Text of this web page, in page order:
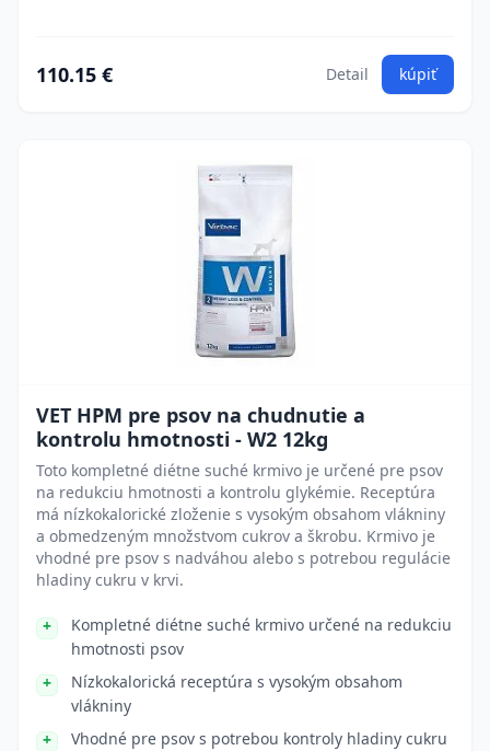
110.15 € Detail kúpiť
VET HPM pre psov na chudnutie a
kontrolu hmotnosti - W2 12kg
Toto kompletné diétne suché krmivo je určené pre psov
na redukciu hmotnosti a kontrolu glykémie. Receptúra
má nízkokalorické zloženie s vysokým obsahom vlákniny
a obmedzeným množstvom cukrov a škrobu. Krmivo je
vhodné pre psov s nadváhou alebo s potrebou regulácie
hladiny cukru v krvi.
Kompletné diétne suché krmivo určené na redukciu
hmotnosti psov
Nízkokalorická receptúra s vysokým obsahom
vlákniny
Vhodné pre psov s potrebou kontroly hladiny cukru